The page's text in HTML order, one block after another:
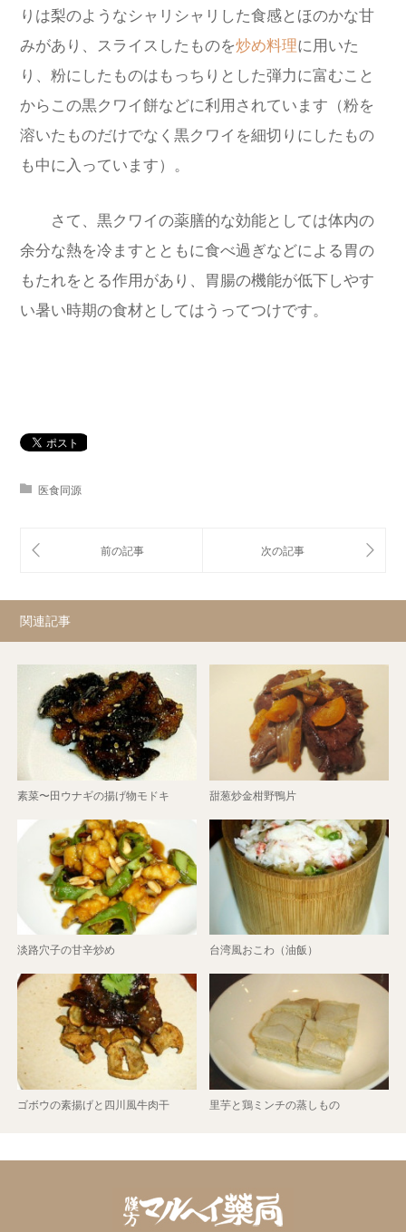
りは梨のようなシャリシャリした食感とほのかな甘
みがあり、スライスしたものを炒め料理に用いた
り、粉にしたものはもっちりとした弾力に富むこと
からこの黒クワイ餅などに利用されています（粉を
溶いたものだけでなく黒クワイを細切りにしたもの
も中に入っています）。
さて、黒クワイの薬膳的な効能としては体内の
余分な熱を冷ますとともに食べ過ぎなどによる胃の
もたれをとる作用があり、胃腸の機能が低下しやす
い暑い時期の食材としてはうってつけです。
医食同源
関連記事
素菜〜田ウナギの揚げ物モドキ 甜葱炒金柑野鴨片
淡路穴子の甘辛炒め 台湾風おこわ（油飯）
ゴボウの素揚げと四川風牛肉干 里芋と鶏ミンチの蒸しもの